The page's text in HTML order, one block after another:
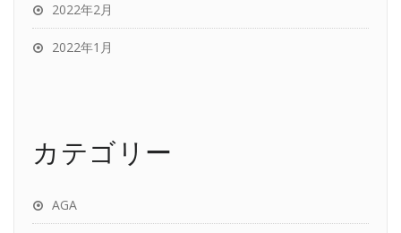
2022年2月
2022年1月
カテゴリー
AGA